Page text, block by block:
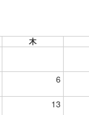
木
6
13